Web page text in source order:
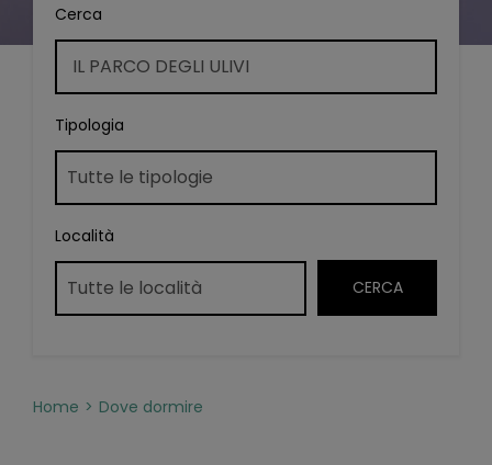
Cerca
Tipologia
Località
Home Dove dormire